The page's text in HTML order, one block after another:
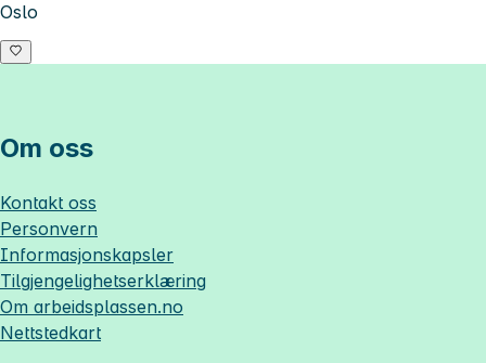
Oslo
Om oss
Kontakt oss
Personvern
Informasjonskapsler
Tilgjengelighetserklæring
Om arbeidsplassen.no
Nettstedkart